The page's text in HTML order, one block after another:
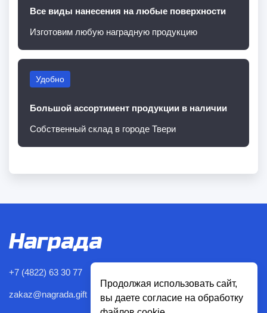
Все виды нанесения на любые поверхности
Изготовим любую наградную продукцию
Удобно
Большой ассортимент продукции в наличии
Собственный склад в городе Твери
+7 (4822) 63 30 77
zakaz@nagrada.gift
Продолжая использовать сайт,
вы даете согласие на обработку